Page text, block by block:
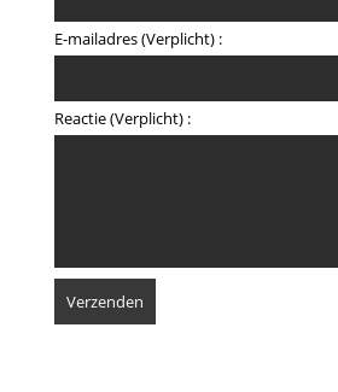
E-mailadres (Verplicht) :
Reactie (Verplicht) :